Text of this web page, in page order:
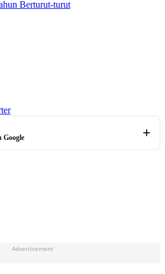
Berturut-turut
Google
Advertisement